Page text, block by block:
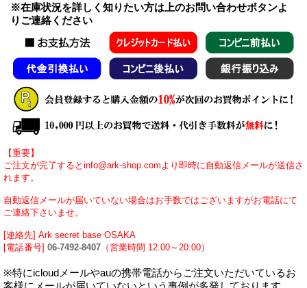
※在庫状況を詳しく知りたい方は上のお問い合わせボタンよ
りご連絡ください
【重要】
ご注文が完了するとinfo@ark-shop.comより即時に自動返信メールが送信さ
れます。
自動返信メールが届いていない場合はお手数ではございますがお電話にて
ご連絡下さいませ。
[連絡先] Ark secret base OSAKA
[電話番号] 06-7492-8407 （営業時間 12:00～20:00）
※特にicloudメールやauの携帯電話からご注文いただいているお
客様にメールが届いていないという事例が多発しております。